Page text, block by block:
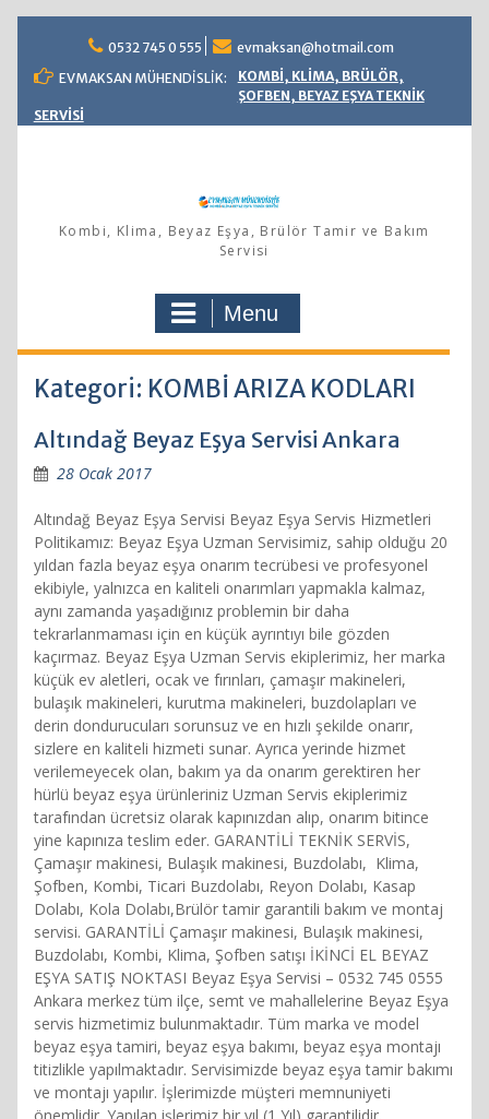
content
0532 745 0 555
evmaksan@hotmail.com
EVMAKSAN MÜHENDİSLİK:
KOMBİ, KLİMA, BRÜLÖR,
ŞOFBEN, BEYAZ EŞYA TEKNİK
SERVİSİ
Kombi, Klima, Beyaz Eşya, Brülör Tamir ve Bakım
Servisi
Menu
Kategori: KOMBİ ARIZA KODLARI
Altındağ Beyaz Eşya Servisi Ankara
28 Ocak 2017
Altındağ Beyaz Eşya Servisi Beyaz Eşya Servis Hizmetleri
Politikamız: Beyaz Eşya Uzman Servisimiz, sahip olduğu 20
yıldan fazla beyaz eşya onarım tecrübesi ve profesyonel
ekibiyle, yalnızca en kaliteli onarımları yapmakla kalmaz,
aynı zamanda yaşadığınız problemin bir daha
tekrarlanmaması için en küçük ayrıntıyı bile gözden
kaçırmaz. Beyaz Eşya Uzman Servis ekiplerimiz, her marka
küçük ev aletleri, ocak ve fırınları, çamaşır makineleri,
bulaşık makineleri, kurutma makineleri, buzdolapları ve
derin dondurucuları sorunsuz ve en hızlı şekilde onarır,
sizlere en kaliteli hizmeti sunar. Ayrıca yerinde hizmet
verilemeyecek olan, bakım ya da onarım gerektiren her
hürlü beyaz eşya ürünleriniz Uzman Servis ekiplerimiz
tarafından ücretsiz olarak kapınızdan alıp, onarım bitince
yine kapınıza teslim eder. GARANTİLİ TEKNİK SERVİS,
Çamaşır makinesi, Bulaşık makinesi, Buzdolabı, Klima,
Şofben, Kombi, Ticari Buzdolabı, Reyon Dolabı, Kasap
Dolabı, Kola Dolabı,Brülör tamir garantili bakım ve montaj
servisi. GARANTİLİ Çamaşır makinesi, Bulaşık makinesi,
Buzdolabı, Kombi, Klima, Şofben satışı İKİNCİ EL BEYAZ
EŞYA SATIŞ NOKTASI Beyaz Eşya Servisi – 0532 745 0555
Ankara merkez tüm ilçe, semt ve mahallelerine Beyaz Eşya
servis hizmetimiz bulunmaktadır. Tüm marka ve model
beyaz eşya tamiri, beyaz eşya bakımı, beyaz eşya montajı
titizlikle yapılmaktadır. Servisimizde beyaz eşya tamir bakımı
ve montajı yapılır. İşlerimizde müşteri memnuniyeti